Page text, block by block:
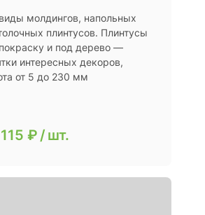
молдингов, напольных
плинтусов. Плинтусы
и под дерево —
интересных декоров,
от 5 до 230 мм
115 ₽ / шт.